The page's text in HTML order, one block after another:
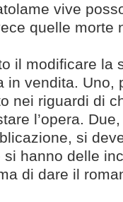
vive
quelle morte
il modificare la
in vendita. Uno,
nei riguardi di
l’opera.
si
hanno delle
di dare il